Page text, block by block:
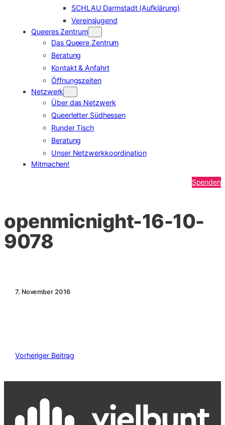
SCHLAU Darmstadt (Aufklärung)
Vereinsjugend
Queeres Zentrum
Das Queere Zentrum
Beratung
Kontakt & Anfahrt
Öffnungszeiten
Netzwerk
Über das Netzwerk
Queerletter Südhessen
Runder Tisch
Beratung
Unser Netzwerkkoordination
Mitmachen!
Spenden
openmicnight-16-10-
9078
7. November 2016
Vorheriger Beitrag